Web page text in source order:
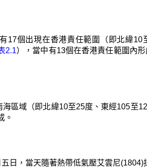
17個出現在香港責任範圍（即北緯
2.1），當中有13個在香港責任範圍內
區域（即北緯10至25度、東經105至
。
日，當天隨著熱帶低氣壓艾雲尼